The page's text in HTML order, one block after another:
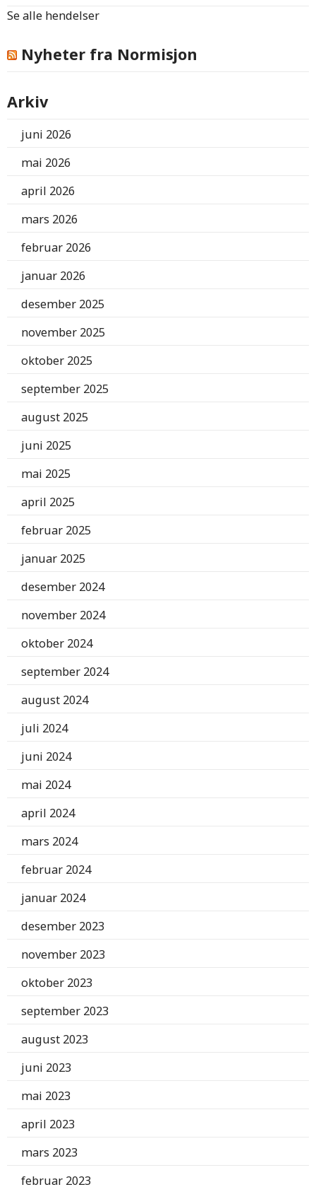
Se alle hendelser
Nyheter fra Normisjon
Arkiv
juni 2026
mai 2026
april 2026
mars 2026
februar 2026
januar 2026
desember 2025
november 2025
oktober 2025
september 2025
august 2025
juni 2025
mai 2025
april 2025
februar 2025
januar 2025
desember 2024
november 2024
oktober 2024
september 2024
august 2024
juli 2024
juni 2024
mai 2024
april 2024
mars 2024
februar 2024
januar 2024
desember 2023
november 2023
oktober 2023
september 2023
august 2023
juni 2023
mai 2023
april 2023
mars 2023
februar 2023